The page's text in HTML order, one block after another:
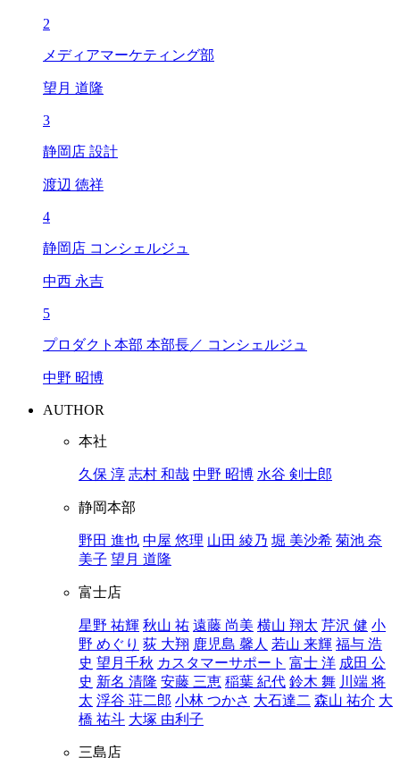
2
メディアマーケティング部
望月 道隆
3
静岡店 設計
渡辺 徳祥
4
静岡店 コンシェルジュ
中西 永吉
5
プロダクト本部 本部長／ コンシェルジュ
中野 昭博
AUTHOR
本社
久保 淳 志村 和哉 中野 昭博 水谷 剣士郎
静岡本部
野田 進也 中屋 悠理 山田 綾乃 堀 美沙希 菊池 奈
美子 望月 道隆
富士店
星野 祐輝 秋山 祐 遠藤 尚美 横山 翔太 芹沢 健 小
野 めぐり 荻 大翔 鹿児島 馨人 若山 来輝 福与 浩
史 望月千秋 カスタマーサポート 富士 洋 成田 公
史 新名 清隆 安藤 三恵 稲葉 紀代 鈴木 舞 川端 将
太 浮谷 荘二郎 小林 つかさ 大石達二 森山 祐介 大
橋 祐斗 大塚 由利子
三島店